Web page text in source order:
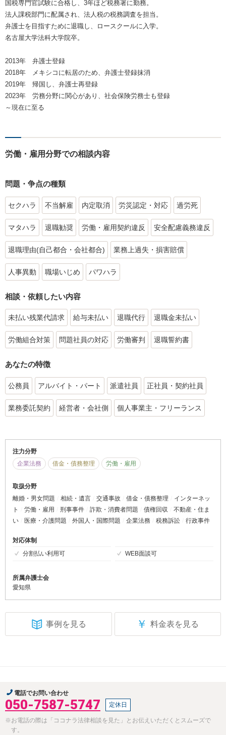
国税専門官試験に合格し、3年ほど税務署に勤務。
法人課税部門に配属され、法人税の税務調査を担当。
弁護士を目指すために退職し、ロースクールに入学。
名古屋大学法科大学院卒。
2013年 弁護士登録
2018年 メキシコに転居のため、弁護士登録抹消
2019年 帰国し、弁護士再登録
2023年 労務分野に関心があり、社会保険労務士も登録
～現在に至る
労働・雇用分野での相談内容
問題・争点の種類
セクハラ 不当解雇 内定取消 労災認定・対応 過労死
マタハラ 退職勧奨 労働・雇用契約違反 安全配慮義務違反
退職理由(自己都合・会社都合) 業務上過失・損害賠償
人事異動 職場いじめ パワハラ
相談・依頼したい内容
未払い残業代請求 給与未払い 退職代行 退職金未払い
労働組合対策 問題社員の対応 労働審判 退職誓約書
あなたの特徴
公務員 アルバイト・パート 派遣社員 正社員・契約社員
業務委託契約 経営者・会社側 個人事業主・フリーランス
注力分野
企業法務
借金・債務整理 労働・雇用
取扱分野
離婚・男女問題
相続・遺言 交通事故 借金・債務整理
インターネッ
ト
労働・雇用 刑事事件 詐欺・消費者問題 債権回収
不動産・住ま
い
医療・介護問題 外国人・国際問題 企業法務 税務訴訟 行政事件
対応体制
分割払い利用可
WEB面談可
所属弁護士会
愛知県
事例を見る ￥ 料金表を見る
電話でお問い合わせ
050-7587-5747 定休日
※お電話の際は「ココナラ法律相談を見た」とお伝えいただくとスムーズで
す。